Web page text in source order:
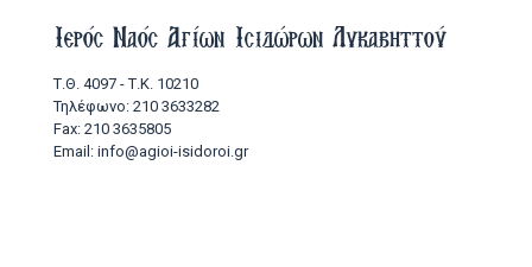
Ιερός Ναός Αγίων Ισιδώρων Λυκαβηττού
Τ.Θ. 4097 - Τ.Κ. 10210
Τηλέφωνο: 210 3633282
Fax: 210 3635805
Email: info@agioi-isidoroi.gr